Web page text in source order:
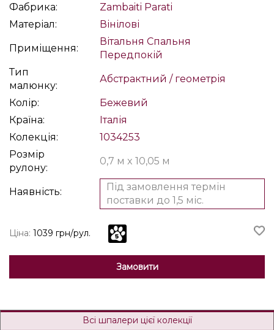
Фабрика:
Zambaiti Parati
Матеріал:
Вінілові
Приміщення:
Вітальня Спальня
Передпокій
Тип
малюнку:
Абстрактний / геометрія
Колір:
Бежевий
Країна:
Італія
Колекція:
1034253
Розмір
рулону:
0,7 м x 10,05 м
Наявність:
Під замовлення термін
поставки до 1,5 міс.
Ціна: 1039 грн/рул.
Замовити
Всі шпалери цієї колекції